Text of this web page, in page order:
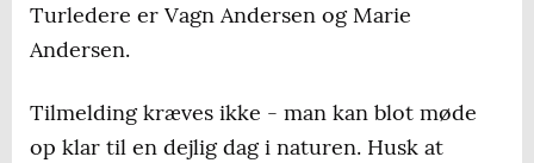
Turledere er Vagn Andersen og Marie
Andersen.
Tilmelding kræves ikke - man kan blot møde
op klar til en dejlig dag i naturen. Husk at